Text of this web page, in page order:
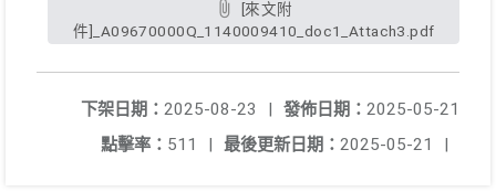
件]_A09670000Q_1140009410_doc1_Attach3.pdf
發佈日期： 2025-05-21
下架日期： 2025-08-23
|
最後更新日期： 2025-05-21 |
點擊率： 511 |